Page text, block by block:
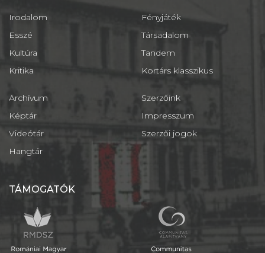
Irodalom
Esszé
Kultúra
Kritika
Fényjáték
Társadalom
Tandem
Kortárs klasszikus
Archívum
Képtár
Videótár
Hangtár
Szerzőink
Impresszum
Szerzői jogok
TÁMOGATÓK